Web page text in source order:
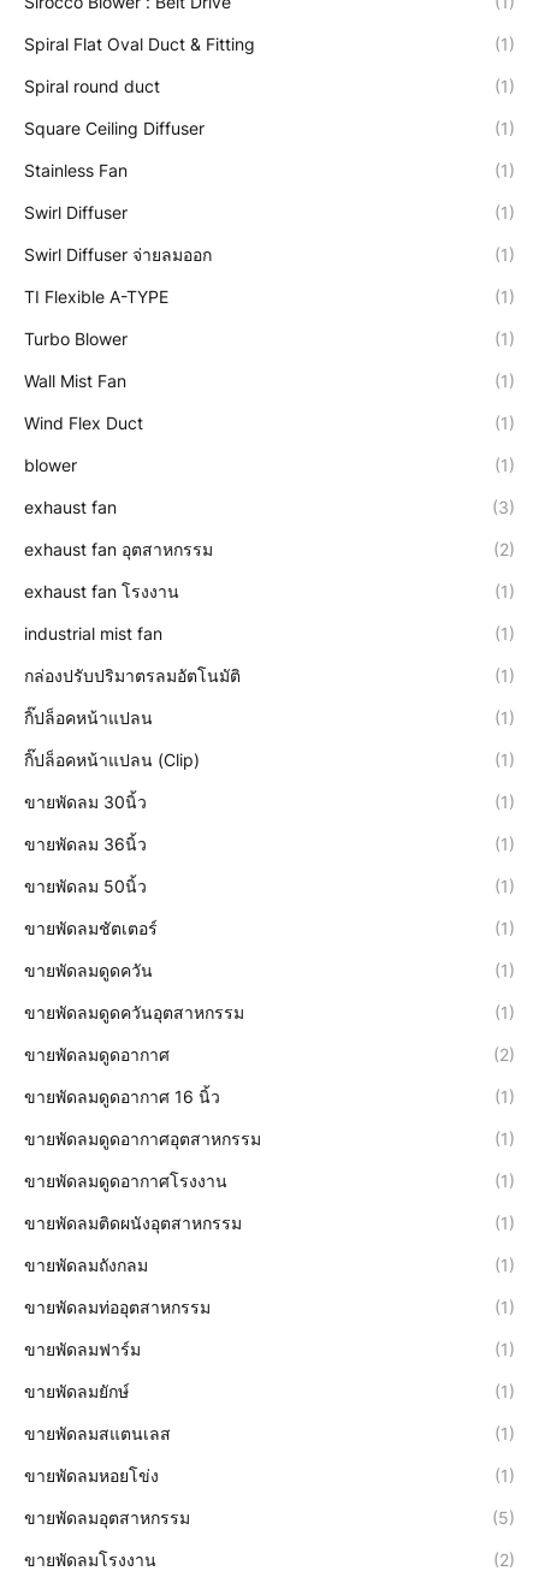
Spiral Flat Oval Duct & Fitting (1)
Spiral round duct (1)
Square Ceiling Diffuser (1)
Stainless Fan (1)
Swirl Diffuser (1)
Swirl Diffuser จ่ายลมออก (1)
TI Flexible A-TYPE (1)
Turbo Blower (1)
Wall Mist Fan (1)
Wind Flex Duct (1)
blower (1)
exhaust fan (3)
exhaust fan อุตสาหกรรม (2)
exhaust fan โรงงาน (1)
industrial mist fan (1)
กล่องปรับปริมาตรลมอัตโนมัติ (1)
กิ๊ปล็อคหน้าแปลน (1)
กิ๊ปล็อคหน้าแปลน (Clip) (1)
ขายพัดลม 30นิ้ว (1)
ขายพัดลม 36นิ้ว (1)
ขายพัดลม 50นิ้ว (1)
ขายพัดลมชัตเตอร์ (1)
ขายพัดลมดูดควัน (1)
ขายพัดลมดูดควันอุตสาหกรรม (1)
ขายพัดลมดูดอากาศ (2)
ขายพัดลมดูดอากาศ 16 นิ้ว (1)
ขายพัดลมดูดอากาศอุตสาหกรรม (1)
ขายพัดลมดูดอากาศโรงงาน (1)
ขายพัดลมติดผนังอุตสาหกรรม (1)
ขายพัดลมถังกลม (1)
ขายพัดลมท่ออุตสาหกรรม (1)
ขายพัดลมฟาร์ม (1)
ขายพัดลมยักษ์ (1)
ขายพัดลมสแตนเลส (1)
ขายพัดลมหอยโข่ง (1)
ขายพัดลมอุตสาหกรรม (5)
ขายพัดลมโรงงาน (2)